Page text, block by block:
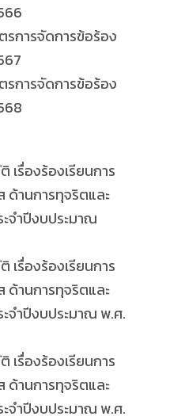
รการจัดการข้อร้อง
รการจัดการข้อร้อง
เรื่องร้องเรียนการ
ด้านการทุจริตและ
จำปีงบประมาณ
เรื่องร้องเรียนการ
ด้านการทุจริตและ
จำปีงบประมาณ พ.ศ.
เรื่องร้องเรียนการ
ด้านการทุจริตและ
จำปีงบประมาณ พ.ศ.